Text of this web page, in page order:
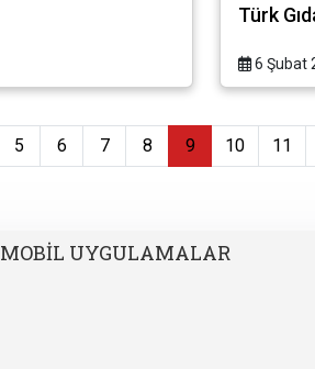
Türk
6 Şubat
5 6 7 8 9 10 11
MOBİL UYGULAMALAR